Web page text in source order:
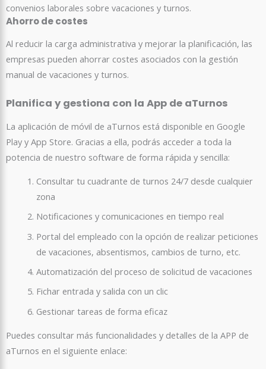
convenios laborales sobre vacaciones y turnos.
Ahorro de costes
Al reducir la carga administrativa y mejorar la planificación, las
empresas pueden ahorrar costes asociados con la gestión
manual de vacaciones y turnos.
Planifica y gestiona con la App de aTurnos
La aplicación de móvil de aTurnos está disponible en Google
Play y App Store. Gracias a ella, podrás acceder a toda la
potencia de nuestro software de forma rápida y sencilla:
Consultar tu cuadrante de turnos 24/7 desde cualquier
zona
Notificaciones y comunicaciones en tiempo real
Portal del empleado con la opción de realizar peticiones
de vacaciones, absentismos, cambios de turno, etc.
Automatización del proceso de solicitud de vacaciones
Fichar entrada y salida con un clic
Gestionar tareas de forma eficaz
Puedes consultar más funcionalidades y detalles de la APP de
aTurnos en el siguiente enlace: